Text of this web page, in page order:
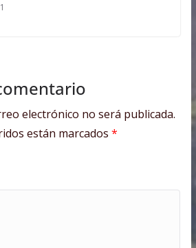
electrónico no será publicada.
están marcados *